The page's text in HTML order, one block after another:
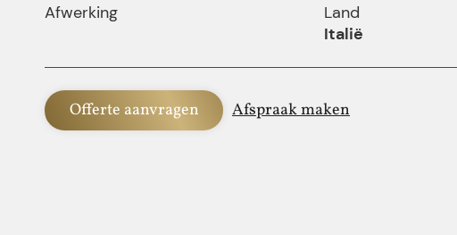
Afwerking
Land
Italië
Offerte aanvragen Afspraak maken